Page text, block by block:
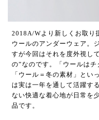
2018A/Wより新しくお取り
ウールのアンダーウェア。
すが今回はそれを度外視し
の”なのです。「ウールはチ
「ウール＝冬の素材」とい
は実は一年を通して活躍す
ない快適な着心地が日常を
品です。